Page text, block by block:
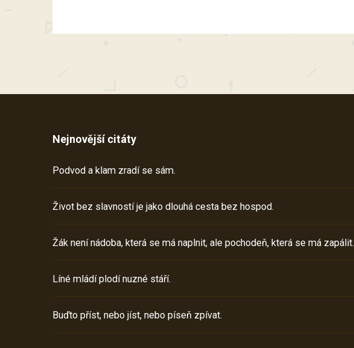
Nejnovější citáty
Podvod a klam zradí se sám.
Život bez slavností je jako dlouhá cesta bez hospod.
Žák není nádoba, která se má naplnit, ale pochodeň, která se má zapálit.
Líné mládí plodí nuzné stáří.
Buďto příst, nebo jíst, nebo píseň zpívat.